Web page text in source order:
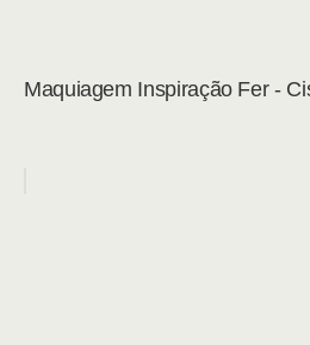
Maquiagem Inspiração Fer -